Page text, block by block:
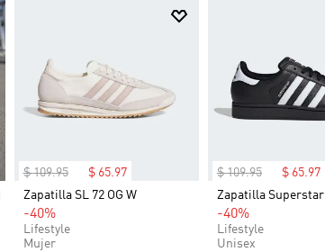
$ 109.95 $ 65.97
Zapatilla SL 72 OG W
-40%
Lifestyle
Mujer
$ 109.95 $ 65.97
Zapatilla Superstar
-40%
Lifestyle
Unisex